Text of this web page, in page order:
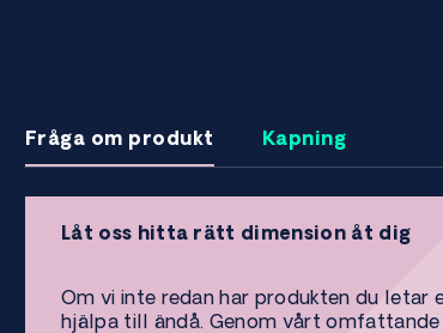
Fråga om produkt Kapning
Låt oss hitta rätt dimension åt dig
Om vi inte redan har produkten du letar
hjälpa till ändå. Genom vårt omfattande